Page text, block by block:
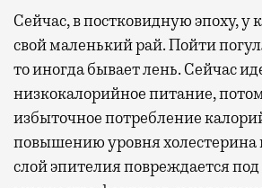
Сейчас, в постковидную эпоху, у
свой маленький рай. Пойти
то иногда бывает лень. Сейчас
низкокалорийное питание,
избыточное потребление
повышению уровня холестерина
слой эпителия повреждается